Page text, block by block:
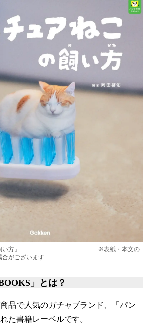
ねこの飼い方』 ※表紙・本文の
合がございます
」とは？
品で人気のガチャブランド、「パン
た書籍レーベルです。